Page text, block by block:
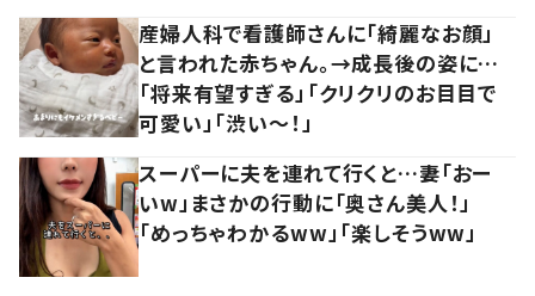
産婦人科で看護師さんに「綺麗なお顔」
と言われた赤ちゃん。→成長後の姿に…
「将来有望すぎる」「クリクリのお目目で
可愛い」「渋い～！」
スーパーに夫を連れて行くと…妻「おー
いw」まさかの行動に「奥さん美人！」
「めっちゃわかるww」「楽しそうww」